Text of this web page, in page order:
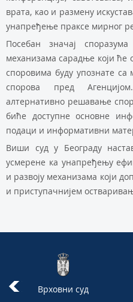
врата, као и размену
унапређење праксе мирног
Посебан значај
механизама сарадње који ће
споровима буду упознате
спорова пред
алтернативно решавање
биће доступне основне
подаци и информативни
Виши суд у Београду
усмерене ка унапређењу
и развоју механизама који
и приступачнијем
Врховни суд